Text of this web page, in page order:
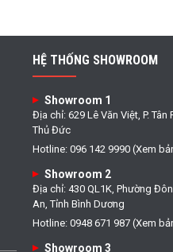
HỆ THỐNG SHOWROOM
Showroom 1
Địa chỉ: 629 Lê Văn Việt, P. Tân
Thủ Đức
Hotline: 096 142 9990 (Xem
Showroom 2
Địa chỉ: 430 QL1K, Phường
An, Tỉnh Bình Dương
Hotline: 0948 671 987 (Xem
Showroom 3